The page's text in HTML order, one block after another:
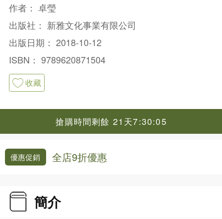
作者： 卓瑩
出版社： 新雅文化事業有限公司
出版日期： 2018-10-12
ISBN： 9789620871504
收藏
搶購時間剩餘 21天7:30:05
優惠促銷 全店9折優惠
簡介